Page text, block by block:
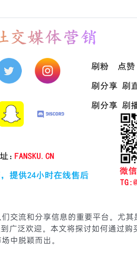
交流和分享信息的重要平台。尤
广泛欢迎。本文将探讨如何通过购
中脱颖而出。